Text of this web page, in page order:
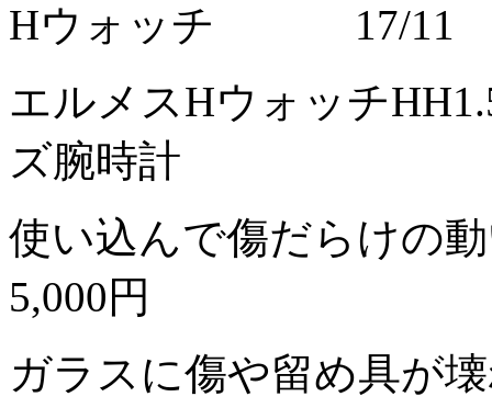
Hウォッチ 17/11
エルメスHウォッチ
ズ腕時計
使い込んで傷だらけの
5,000円
ガラスに傷や留め具が